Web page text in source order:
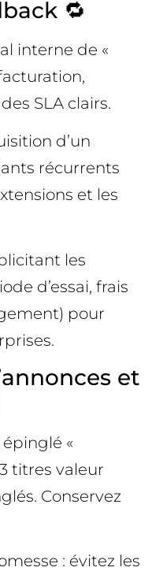
🔁
interne de «
SLA clairs.
d’un
récurrents
et les
les
d’essai, frais
pour
et
«
titres valeur
Conservez
: évitez les